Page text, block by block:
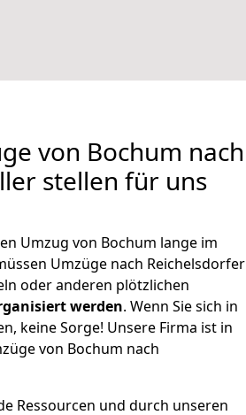
von Bochum nach
stellen für uns
Umzug von Bochum lange im
Umzüge nach Reichelsdorfer
oder anderen plötzlichen
werden. Wenn Sie sich in
keine Sorge! Unsere Firma ist in
von Bochum nach
Ressourcen und durch unseren